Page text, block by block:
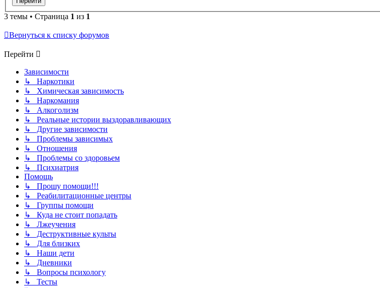
3 темы • Страница 1 из 1
Вернуться к списку форумов
Перейти
Зависимости
↳ Наркотики
↳ Химическая зависимость
↳ Наркомания
↳ Алкоголизм
↳ Реальные истории выздоравливающих
↳ Другие зависимости
↳ Проблемы зависимых
↳ Отношения
↳ Проблемы со здоровьем
↳ Психиатрия
Помощь
↳ Прошу помощи!!!
↳ Реабилитационные центры
↳ Группы помощи
↳ Куда не стоит попадать
↳ Лжеучения
↳ Деструктивные культы
↳ Для близких
↳ Наши дети
↳ Дневники
↳ Вопросы психологу
↳ Тесты